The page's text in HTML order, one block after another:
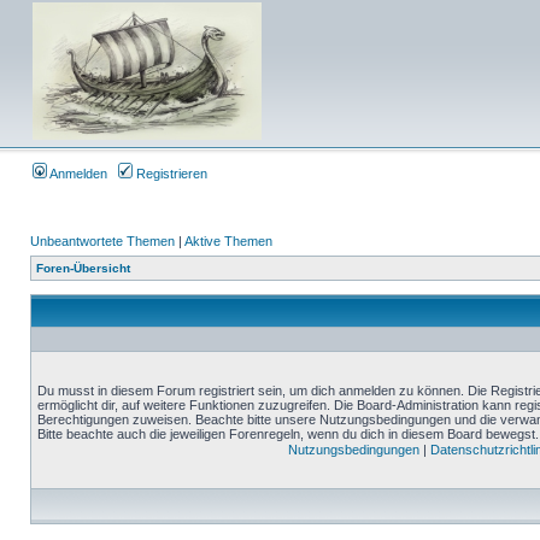
Anmelden Registrieren
Unbeantwortete Themen | Aktive Themen
Foren-Übersicht
Du musst in diesem Forum registriert sein, um dich anmelden zu können. Die
ermöglicht dir, auf weitere Funktionen zuzugreifen. Die Board-Administration kann
Berechtigungen zuweisen. Beachte bitte unsere Nutzungsbedingungen und die
Bitte beachte auch die jeweiligen Forenregeln, wenn du dich in diesem Board bewegst.
Nutzungsbedingungen |